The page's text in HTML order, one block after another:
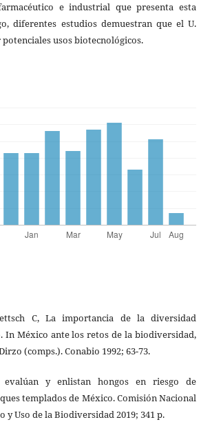
e industrial que presenta esta
diferentes estudios demuestran que el U.
usos biotecnológicos.
C, La importancia de la diversidad
In México ante los retos de la biodiversidad,
(comps.). Conabio 1992; 63-73.
evalúan y enlistan hongos en riesgo de
templados de México. Comisión Nacional
y Uso de la Biodiversidad 2019; 341 p.